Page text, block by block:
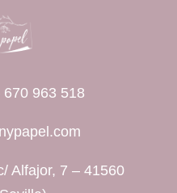
670 963 518
Alfajor, 7 – 41560